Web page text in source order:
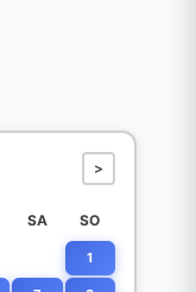
>
SA SO
1